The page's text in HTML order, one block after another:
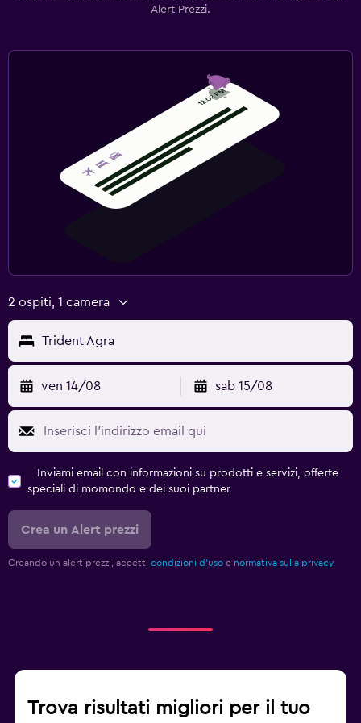
Centro fitness
Alert Prezzi.
2 ospiti, 1 camera
Trident Agra
ven 14/08 sab 15/08
Inviami email con informazioni su prodotti e servizi, offerte
speciali di momondo e dei suoi partner
Crea un Alert prezzi
Creando un alert prezzi, accetti condizioni d'uso e normativa sulla privacy.
Trova risultati migliori per il tuo